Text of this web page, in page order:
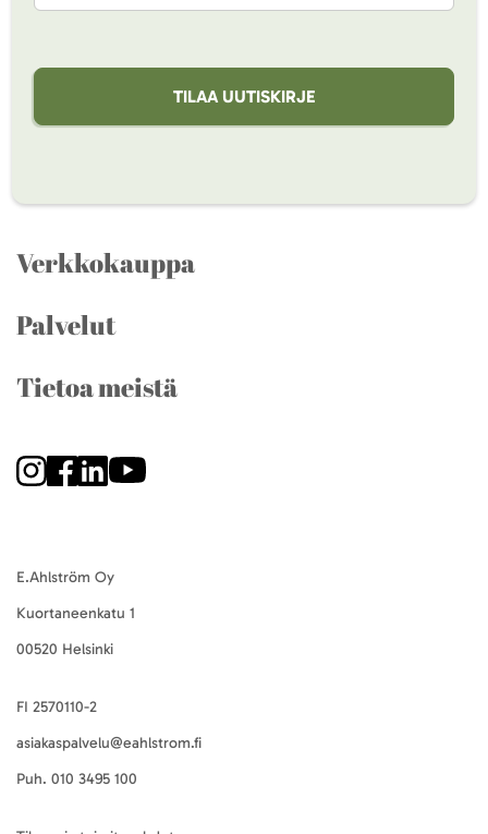
TILAA UUTISKIRJE
Verkkokauppa
Palvelut
Tietoa meistä
E.Ahlström Oy
Kuortaneenkatu 1
00520 Helsinki
FI 2570110-2
asiakaspalvelu@eahlstrom.fi
Puh. 010 3495 100